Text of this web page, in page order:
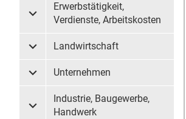
Untermenü Erwerbstätigkeit,
Erwerbstätigkeit,
Verdienste, Arbeitskosten
Untermenü Landwirtschaft
Landwirtschaft
Untermenü Unternehmen
Unternehmen
Untermenü Industrie, Baugewerbe,
Industrie, Baugewerbe,
Handwerk